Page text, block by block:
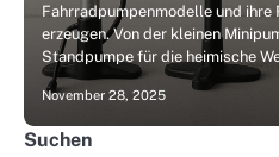
Fahrradpumpenmodelle und ihre
erzeugen. Von der kleinen
Standpumpe für die heimische
November 28, 2025
Suchen